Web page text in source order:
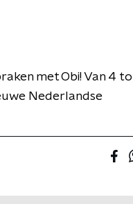
met Obi! Van 4
Nederlandse